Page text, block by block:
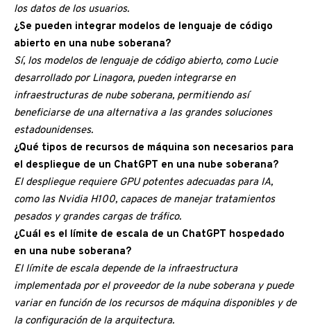
los datos de los usuarios.
¿Se pueden integrar modelos de lenguaje de código
abierto en una nube soberana?
Sí, los modelos de lenguaje de código abierto, como Lucie
desarrollado por Linagora, pueden integrarse en
infraestructuras de nube soberana, permitiendo así
beneficiarse de una alternativa a las grandes soluciones
estadounidenses.
¿Qué tipos de recursos de máquina son necesarios para
el despliegue de un ChatGPT en una nube soberana?
El despliegue requiere GPU potentes adecuadas para IA,
como las Nvidia H100, capaces de manejar tratamientos
pesados y grandes cargas de tráfico.
¿Cuál es el límite de escala de un ChatGPT hospedado
en una nube soberana?
El límite de escala depende de la infraestructura
implementada por el proveedor de la nube soberana y puede
variar en función de los recursos de máquina disponibles y de
la configuración de la arquitectura.